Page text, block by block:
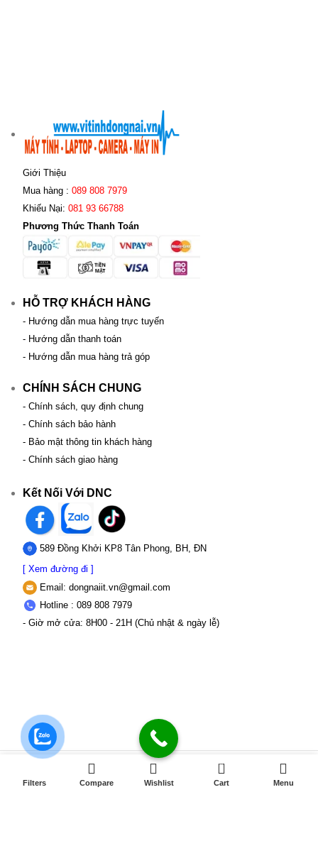
Giới Thiệu
Mua hàng : 089 808 7979
Khiếu Nại: 081 93 66788
Phương Thức Thanh Toán
HỖ TRỢ KHÁCH HÀNG
- Hướng dẫn mua hàng trực tuyến
- Hướng dẫn thanh toán
- Hướng dẫn mua hàng trả góp
CHÍNH SÁCH CHUNG
- Chính sách, quy định chung
- Chính sách bảo hành
- Bảo mật thông tin khách hàng
- Chính sách giao hàng
Kết Nối Với DNC
589 Đồng Khởi KP8 Tân Phong, BH, ĐN
[ Xem đường đi ]
Email: dongnaiit.vn@gmail.com
Hotline : 089 808 7979
- Giờ mở cửa: 8H00 - 21H (Chủ nhật & ngày lễ)
CÔNG TY TNHH VI TÍNH ĐỒNG NAI Số
Filters Compare Wishlist
0
Cart Menu